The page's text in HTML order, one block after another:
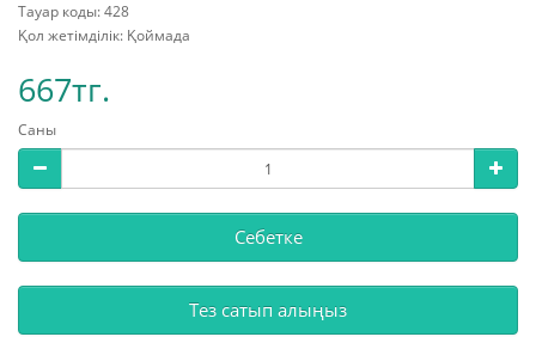
Тауар коды: 428
Қол жетімділік: Қоймада
667тг.
Саны
Себетке
Тез сатып алыңыз